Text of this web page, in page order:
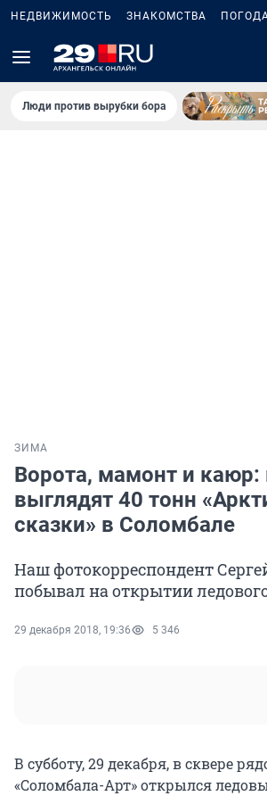
НЕДВИЖИМОСТЬ ЗНАКОМСТВА
Люди против вырубки бора
ЗИМА
Ворота, мамонт и каюр:
выглядят 40 тонн
сказки» в Соломбале
Наш фотокорреспондент
побывал на открытии
29 декабря 2018, 19:36 5 346
В субботу, 29 декабря, в сквере
«Соломбала-Арт» открылся